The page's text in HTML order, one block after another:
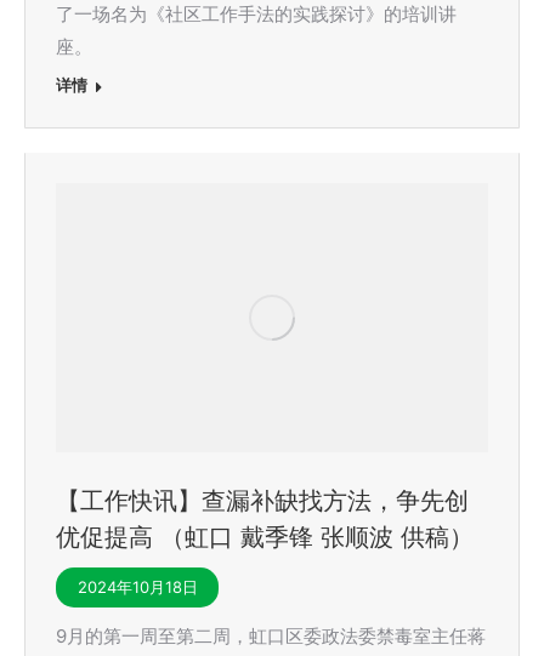
了一场名为《社区工作手法的实践探讨》的培训讲
座。
详情
【工作快讯】查漏补缺找方法，争先创
优促提高 （虹口 戴季锋 张顺波 供稿）
2024年10月18日
9月的第一周至第二周，虹口区委政法委禁毒室主任蒋